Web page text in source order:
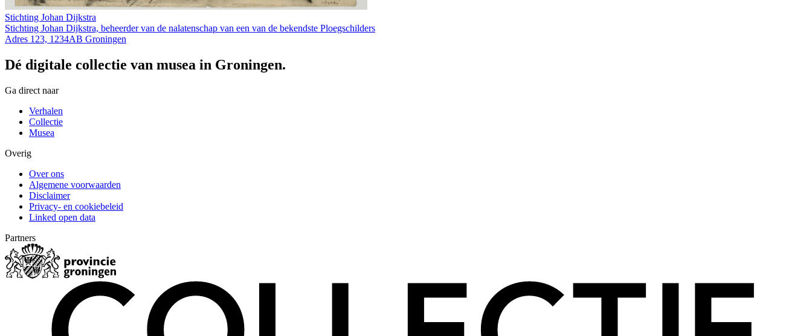
Stichting Johan Dijkstra
Stichting Johan Dijkstra, beheerder van de nalatenschap van een van de bekendste Ploegschilders
Adres 123, 1234AB Groningen
Dé digitale collectie van musea in Groningen.
Ga direct naar
Verhalen
Collectie
Musea
Overig
Over ons
Algemene voorwaarden
Disclaimer
Privacy- en cookiebeleid
Linked open data
Partners